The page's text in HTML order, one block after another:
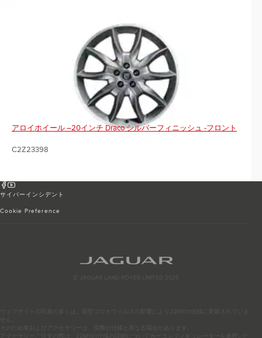
アロイホイール –20インチ Draco シルバーフィニッシュ -フロント
C2Z23398
サイバーインシデント
Cookie Preference
© JAGUAR LAND ROVER LIMITED 2026
ウェブサイトの写真の多くは、新型コロナウイルスの影響により22MYの仕様に更新されていま
そのため車およびアクセサリーは、実際の仕様と異なる場合があります。
アクセサリーご注文の際は、22MYの仕様の詳細についてカーコンフィギュレーターを参照いた